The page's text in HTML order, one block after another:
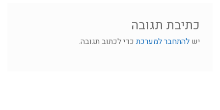
כתיבת תגובה
יש להתחבר למערכתכדי לכתוב תגובה.